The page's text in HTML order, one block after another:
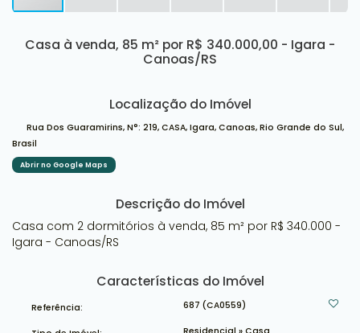
Casa à venda, 85 m² por R$ 340.000,00 - Igara -
Canoas/RS
Localização do Imóvel
Rua Dos Guaramirins, N°: 219, CASA, Igara, Canoas, Rio Grande do Sul,
Brasil
Abrir no Google Maps
Descrição do Imóvel
Casa com 2 dormitórios à venda, 85 m² por R$ 340.000 -
Igara - Canoas/RS
Características do Imóvel
Referência: 687 (CA0559)
Residencial » Casa